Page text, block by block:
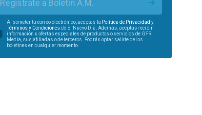
Regístrate a Boletín A.M.
Al someter tu correo electrónico, aceptas la Política de Privacidad y
Términos y Condiciones de El Nuevo Día. Además, aceptas recibir
información u ofertas especiales de productos o servicios de GFR
Media, sus afiliadas o de terceros. Podrás optar salirte de los
boletines en cualquier momento.